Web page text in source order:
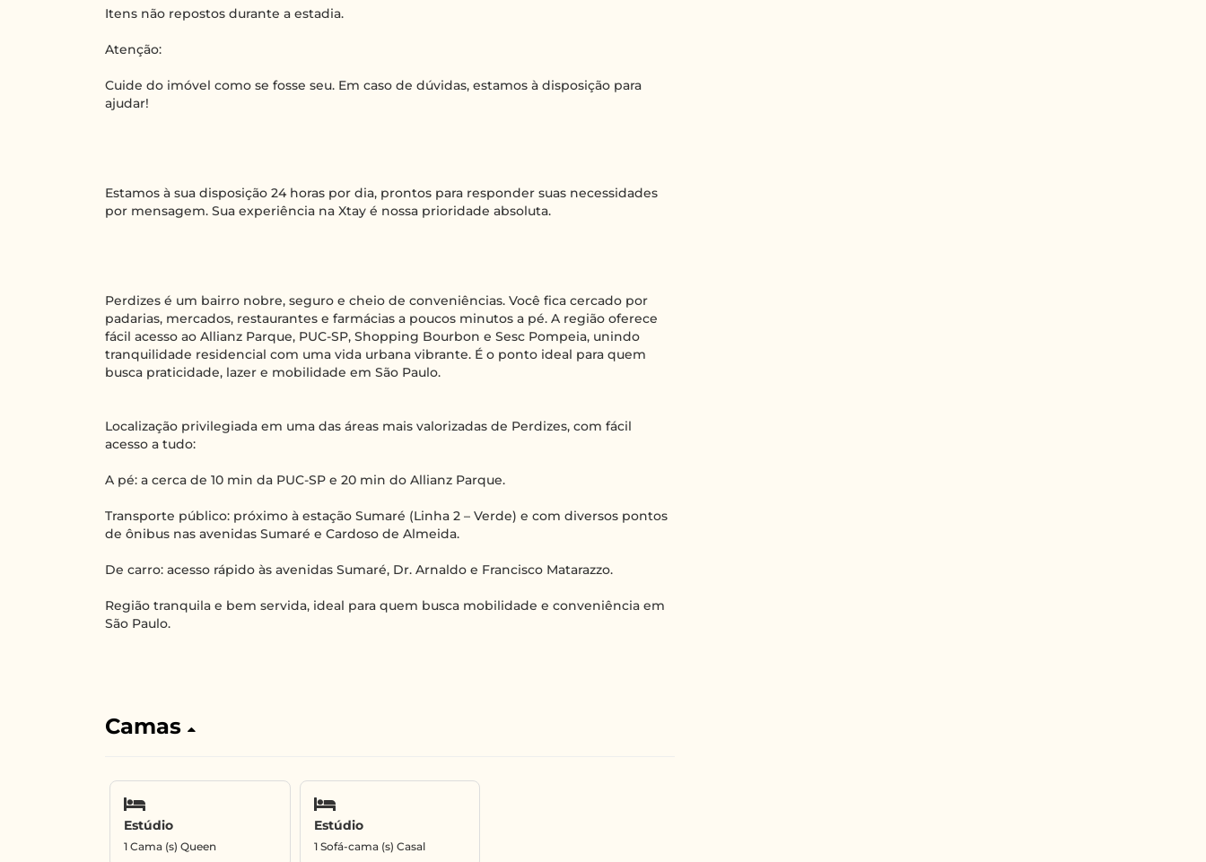
Itens não repostos durante a estadia.
Atenção:
Cuide do imóvel como se fosse seu. Em caso de dúvidas, estamos à disposição para
ajudar!
Estamos à sua disposição 24 horas por dia, prontos para responder suas necessidades
por mensagem. Sua experiência na Xtay é nossa prioridade absoluta.
Perdizes é um bairro nobre, seguro e cheio de conveniências. Você fica cercado por
padarias, mercados, restaurantes e farmácias a poucos minutos a pé. A região oferece
fácil acesso ao Allianz Parque, PUC-SP, Shopping Bourbon e Sesc Pompeia, unindo
tranquilidade residencial com uma vida urbana vibrante. É o ponto ideal para quem
busca praticidade, lazer e mobilidade em São Paulo.
Localização privilegiada em uma das áreas mais valorizadas de Perdizes, com fácil
acesso a tudo:
A pé: a cerca de 10 min da PUC-SP e 20 min do Allianz Parque.
Transporte público: próximo à estação Sumaré (Linha 2 – Verde) e com diversos pontos
de ônibus nas avenidas Sumaré e Cardoso de Almeida.
De carro: acesso rápido às avenidas Sumaré, Dr. Arnaldo e Francisco Matarazzo.
Região tranquila e bem servida, ideal para quem busca mobilidade e conveniência em
São Paulo.
Camas
Estúdio
1 Cama (s) Queen
Estúdio
1 Sofá-cama (s) Casal